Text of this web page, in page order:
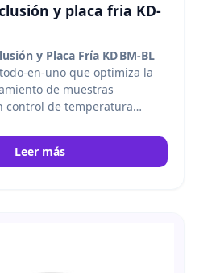
y placa fria KD-
y Placa Fría KD BM‑BL
que optimiza la
de muestras
control de temperatura
permite un
seguro y uniforme de
Leer más